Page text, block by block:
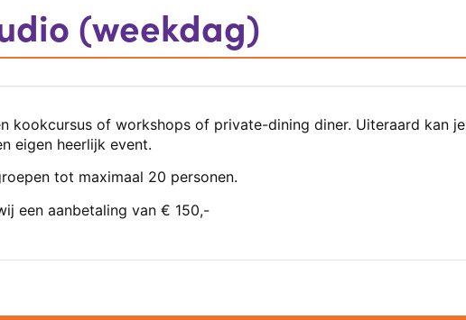
(weekdag)
kookcursus of workshops of private-dining diner. Uiteraard kan je
eigen heerlijk event.
tot maximaal 20 personen.
een aanbetaling van € 150,-